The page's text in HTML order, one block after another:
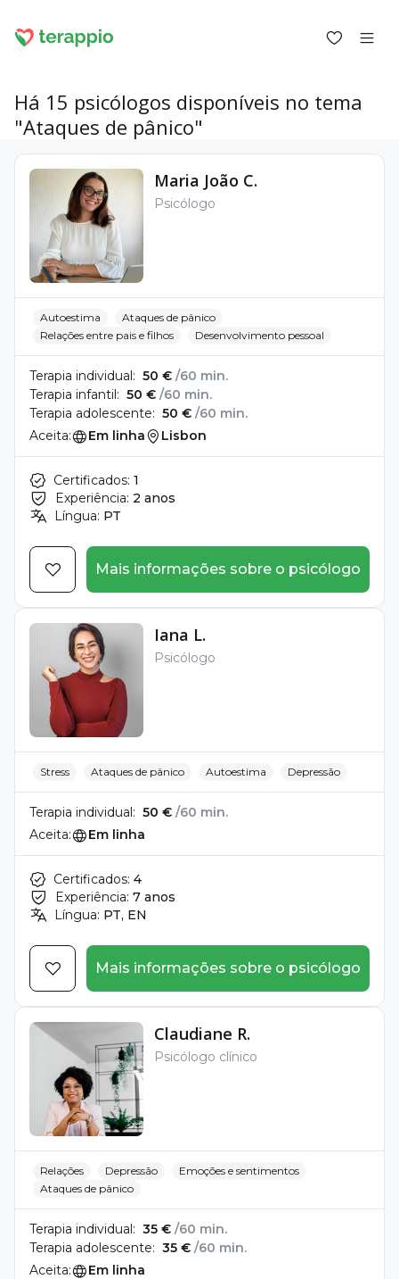
Entrar como psicólogo
Serviços
Blogue
Fórum
Para psicólogos
Sobre o terappio
Perguntas e respostas
office@terappio.com
Há 15 psicólogos disponíveis no tema
"Ataques de pânico"
Maria João C.
Psicólogo
Autoestima
Ataques de pânico
Relações entre pais e filhos
Desenvolvimento pessoal
Terapia individual: 50 € /60 min.
Terapia infantil: 50 € /60 min.
Terapia adolescente: 50 € /60 min.
Aceita:
Em linha Lisbon
Certificados: 1
Experiência: 2 anos
Língua: PT
Mais informações sobre o psicólogo
Iana L.
Psicólogo
Stress Ataques de pânico Autoestima Depressão
Terapia individual: 50 € /60 min.
Aceita:
Em linha
Certificados: 4
Experiência: 7 anos
Língua: PT, EN
Mais informações sobre o psicólogo
Claudiane R.
Psicólogo clínico
Relações Depressão
Emoções e sentimentos
Ataques de pânico
Terapia individual: 35 € /60 min.
Terapia adolescente: 35 € /60 min.
Aceita:
Em linha